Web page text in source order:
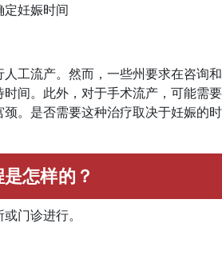
定妊娠时间
工流产。然而，一些州要求在咨询和
间。此外，对于手术流产，可能需要
。是否需要这种治疗取决于妊娠的时
怎样的？
门诊进行。